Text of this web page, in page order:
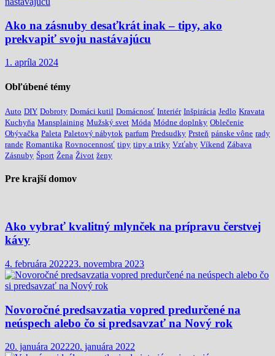
Ako na zásnuby desaťkrát inak – tipy, ako
prekvapiť svoju nastávajúcu
1. apríla 2024
Obľúbené témy
Auto DIY Dobroty Domáci kutil Domácnosť Interiér Inšpirácia Jedlo Kravata
Kuchyňa Mansplaining Mužský svet Móda Módne doplnky Oblečenie
Obývačka Paleta Paletový nábytok parfum Predsudky Prsteň pánske vône rady
rande Romantika Rovnocennosť tipy tipy a triky Vzťahy Víkend Zábava
Zásnuby Šport Žena Život ženy
Pre krajší domov
Ako vybrať kvalitný mlynček na prípravu čerstvej
kávy
4. februára 202223. novembra 2023
Novoročné predsavzatia vopred predurčené na
neúspech alebo čo si predsavzať na Nový rok
20. januára 202220. januára 2022